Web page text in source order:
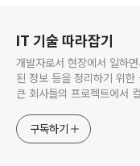
IT 기술 따라잡기
개발자로서 현장에서 일하
된 정보 등을 정리하기 위한 블로그입니
큰 회사들의 프로젝트에서
사용되는 툴들에 대해 많은
구독하기